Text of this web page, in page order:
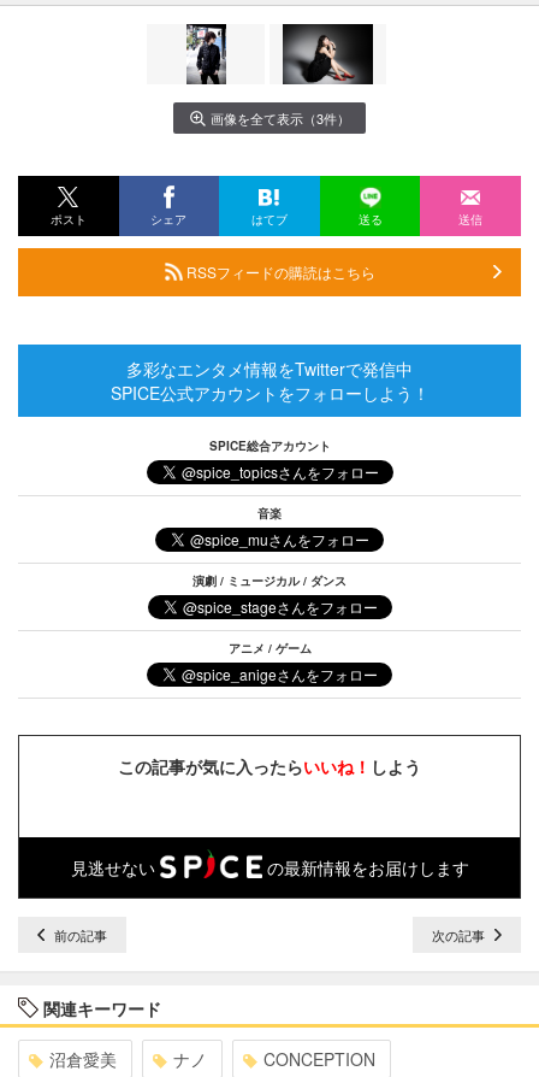
画像を全て表示（3件）
ポスト シェア はてブ 送る 送信
RSSフィードの購読はこちら
多彩なエンタメ情報をTwitterで発信中
SPICE公式アカウントをフォローしよう！
SPICE総合アカウント
音楽
演劇 / ミュージカル / ダンス
アニメ / ゲーム
この記事が気に入ったらいいね！ しよう
見逃せない の最新情報をお届けします
前の記事 次の記事
関連キーワード
沼倉愛美 ナノ CONCEPTION